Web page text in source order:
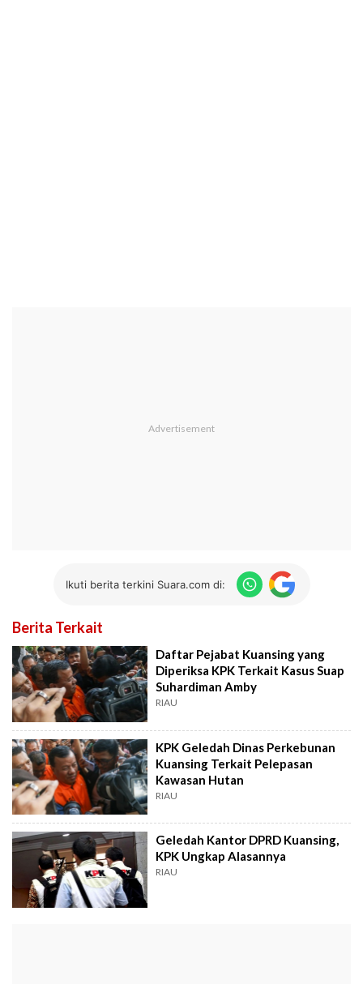
Ikuti berita terkini Suara.com di:
Berita Terkait
Daftar Pejabat Kuansing yang
Diperiksa KPK Terkait Kasus Suap
Suhardiman Amby
RIAU
KPK Geledah Dinas Perkebunan
Kuansing Terkait Pelepasan
Kawasan Hutan
RIAU
Geledah Kantor DPRD Kuansing,
KPK Ungkap Alasannya
RIAU